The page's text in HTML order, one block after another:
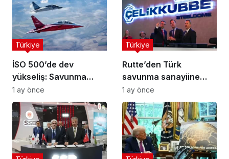
İSO 500’de dev
yükseliş: Savunma
sanayisi uçuşa geçti
Türkiye
1 ay önce
Rutte’den Türk
savunma sanayiine
övgü: Büyük fırsat
kapıda
Türkiye
1 ay önce